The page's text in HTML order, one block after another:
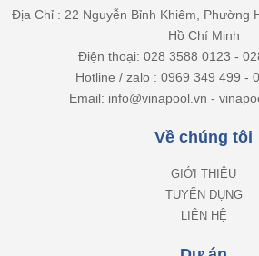
Địa Chỉ : 22 Nguyễn Bỉnh Khiêm, Phường
Hồ Chí Minh
Điện thoại: 028 3588 0123 -
Hotline / zalo : 0969 349 499 -
Email: info@vinapool.vn -
Về chúng tôi
GIỚI THIỆU
TUYỂN DỤNG
LIÊN HỆ